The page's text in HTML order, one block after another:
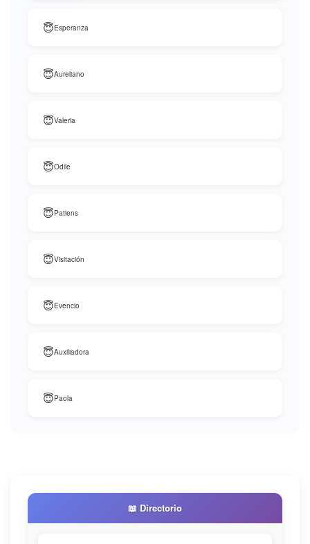
😇Esperanza
😇Aureliano
😇Valeria
😇Odile
😇Patiens
😇Visitación
😇Evencio
😇Auxiliadora
😇Paola
📖 Directorio